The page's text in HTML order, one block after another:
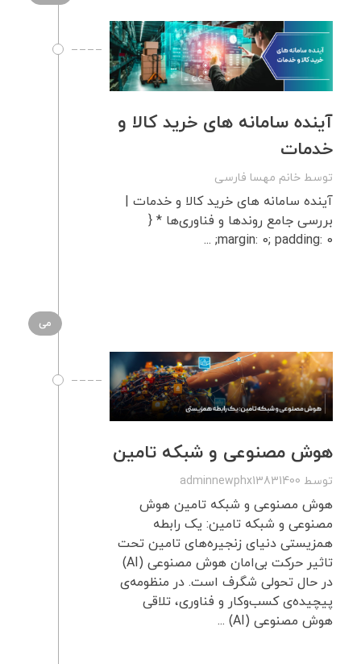
آینده سامانه‌ های خرید کالا و
خدمات
توسط خانم مهسا فارسی
آینده سامانه های خرید کالا و خدمات |
بررسی جامع روندها و فناوری‌ها * {
margin: 0; padding: 0; ...
می
هوش مصنوعی و شبکه تامین
توسط adminnewphx13831400
هوش مصنوعی و شبکه تامین هوش
مصنوعی و شبکه تامین: یک رابطه
همزیستی دنیای زنجیره‌های تامین تحت
تاثیر حرکت بی‌امان هوش مصنوعی (AI)
در حال تحولی شگرف است. در منظومه‌ی
پیچیده‌ی کسب‌وکار و فناوری، تلاقی
هوش مصنوعی (AI) ...